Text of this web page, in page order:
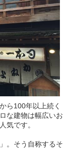
ら100年以上続く
な建物は幅広いお
気です。
。そう自称するそ